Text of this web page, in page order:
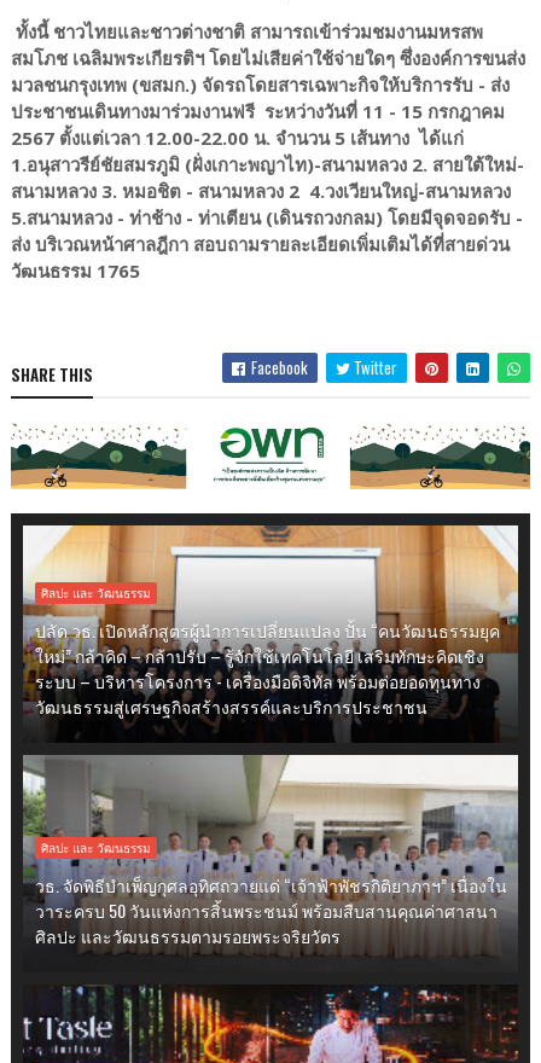
ทั้งนี้ ชาวไทยและชาวต่างชาติ สามารถเข้าร่วมชมงานมหรสพ
สมโภช เฉลิมพระเกียรติฯ โดยไม่เสียค่าใช้จ่ายใดๆ ซึ่งองค์การขนส่ง
มวลชนกรุงเทพ (ขสมก.) จัดรถโดยสารเฉพาะกิจให้บริการรับ - ส่ง
ประชาชนเดินทางมาร่วมงานฟรี ระหว่างวันที่ 11 - 15 กรกฎาคม
2567 ตั้งแต่เวลา 12.00-22.00 น. จำนวน 5 เส้นทาง ได้แก่
1.อนุสาวรีย์ชัยสมรภูมิ (ฝั่งเกาะพญาไท)-สนามหลวง 2. สายใต้ใหม่-
สนามหลวง 3. หมอชิต - สนามหลวง 2 4.วงเวียนใหญ่-สนามหลวง
5.สนามหลวง - ท่าช้าง - ท่าเตียน (เดินรถวงกลม) โดยมีจุดจอดรับ -
ส่ง บริเวณหน้าศาลฎีกา สอบถามรายละเอียดเพิ่มเติมได้ที่สายด่วน
วัฒนธรรม 1765
SHARE THIS Facebook Twitter
ศิลปะ และ วัฒนธรรม
ปลัด วธ. เปิดหลักสูตรผู้นำการเปลี่ยนแปลง ปั้น “คนวัฒนธรรมยุค
ใหม่” กล้าคิด – กล้าปรับ – รู้จักใช้เทคโนโลยี เสริมทักษะคิดเชิง
ระบบ – บริหารโครงการ - เครื่องมือดิจิทัล พร้อมต่อยอดทุนทาง
วัฒนธรรมสู่เศรษฐกิจสร้างสรรค์และบริการประชาชน
ศิลปะ และ วัฒนธรรม
วธ. จัดพิธีบำเพ็ญกุศลอุทิศถวายแด่ “เจ้าฟ้าพัชรกิติยาภาฯ” เนื่องใน
วาระครบ 50 วันแห่งการสิ้นพระชนม์ พร้อมสืบสานคุณค่าศาสนา
ศิลปะ และวัฒนธรรมตามรอยพระจริยวัตร